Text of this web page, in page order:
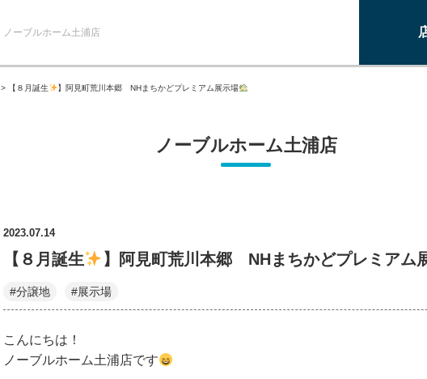
ノーブルホーム土浦店
> 【８月誕生 】阿見町荒川本郷 NHまちかどプレミアム展示場
ノーブルホーム土浦店
2023.07.14
【８月誕生 】阿見町荒川本郷 NHまちかどプレミアム
#分譲地 #展示場
こんにちは！
ノーブルホーム土浦店です